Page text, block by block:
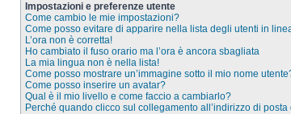
Impostazioni e preferenze utente
Come cambio le mie impostazioni?
Come posso evitare di apparire nella lista degli utenti in
L’ora non è corretta!
Ho cambiato il fuso orario ma l’ora è ancora sbagliata
La mia lingua non è nella lista!
Come posso mostrare un’immagine sotto il mio nome
Come posso inserire un avatar?
Qual è il mio livello e come faccio a cambiarlo?
Perché quando clicco sul collegamento all’indirizzo di